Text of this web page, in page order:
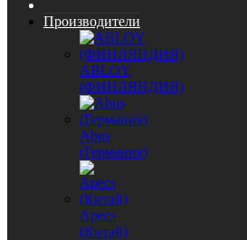
Производители
ABLOY
(ФИНЛЯНДИЯ)
Abus
(Германия)
Apecs
(Китай)